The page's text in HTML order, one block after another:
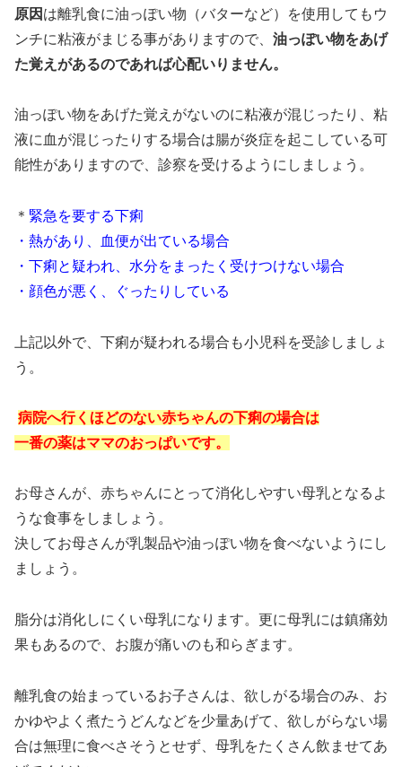
原因 は離乳食に油っぽい物（バターなど）を使用してもウ
ンチに粘液がまじる事がありますので、 油っぽい物をあげ
た覚えがあるのであれば心配いりません。
油っぽい物をあげた覚えがないのに粘液が混じったり、粘
液に血が混じったりする場合は腸が炎症を起こしている可
能性がありますので、診察を受けるようにしましょう。
＊ 緊急を要する下痢
・熱があり、血便が出ている場合
・下痢と疑われ、水分をまったく受けつけない場合
・顔色が悪く、ぐったりしている
上記以外で、下痢が疑われる場合も小児科を受診しましょ
う。
病院へ行くほどのない赤ちゃんの下痢の場合は
一番の薬はママのおっぱいです。
お母さんが、赤ちゃんにとって消化しやすい母乳となるよ
うな食事をしましょう。
決してお母さんが乳製品や油っぽい物を食べないようにし
ましょう。
脂分は消化しにくい母乳になります。更に母乳には鎮痛効
果もあるので、お腹が痛いのも和らぎます。
離乳食の始まっているお子さんは、欲しがる場合のみ、お
かゆやよく煮たうどんなどを少量あげて、欲しがらない場
合は無理に食べさそうとせず、母乳をたくさん飲ませてあ